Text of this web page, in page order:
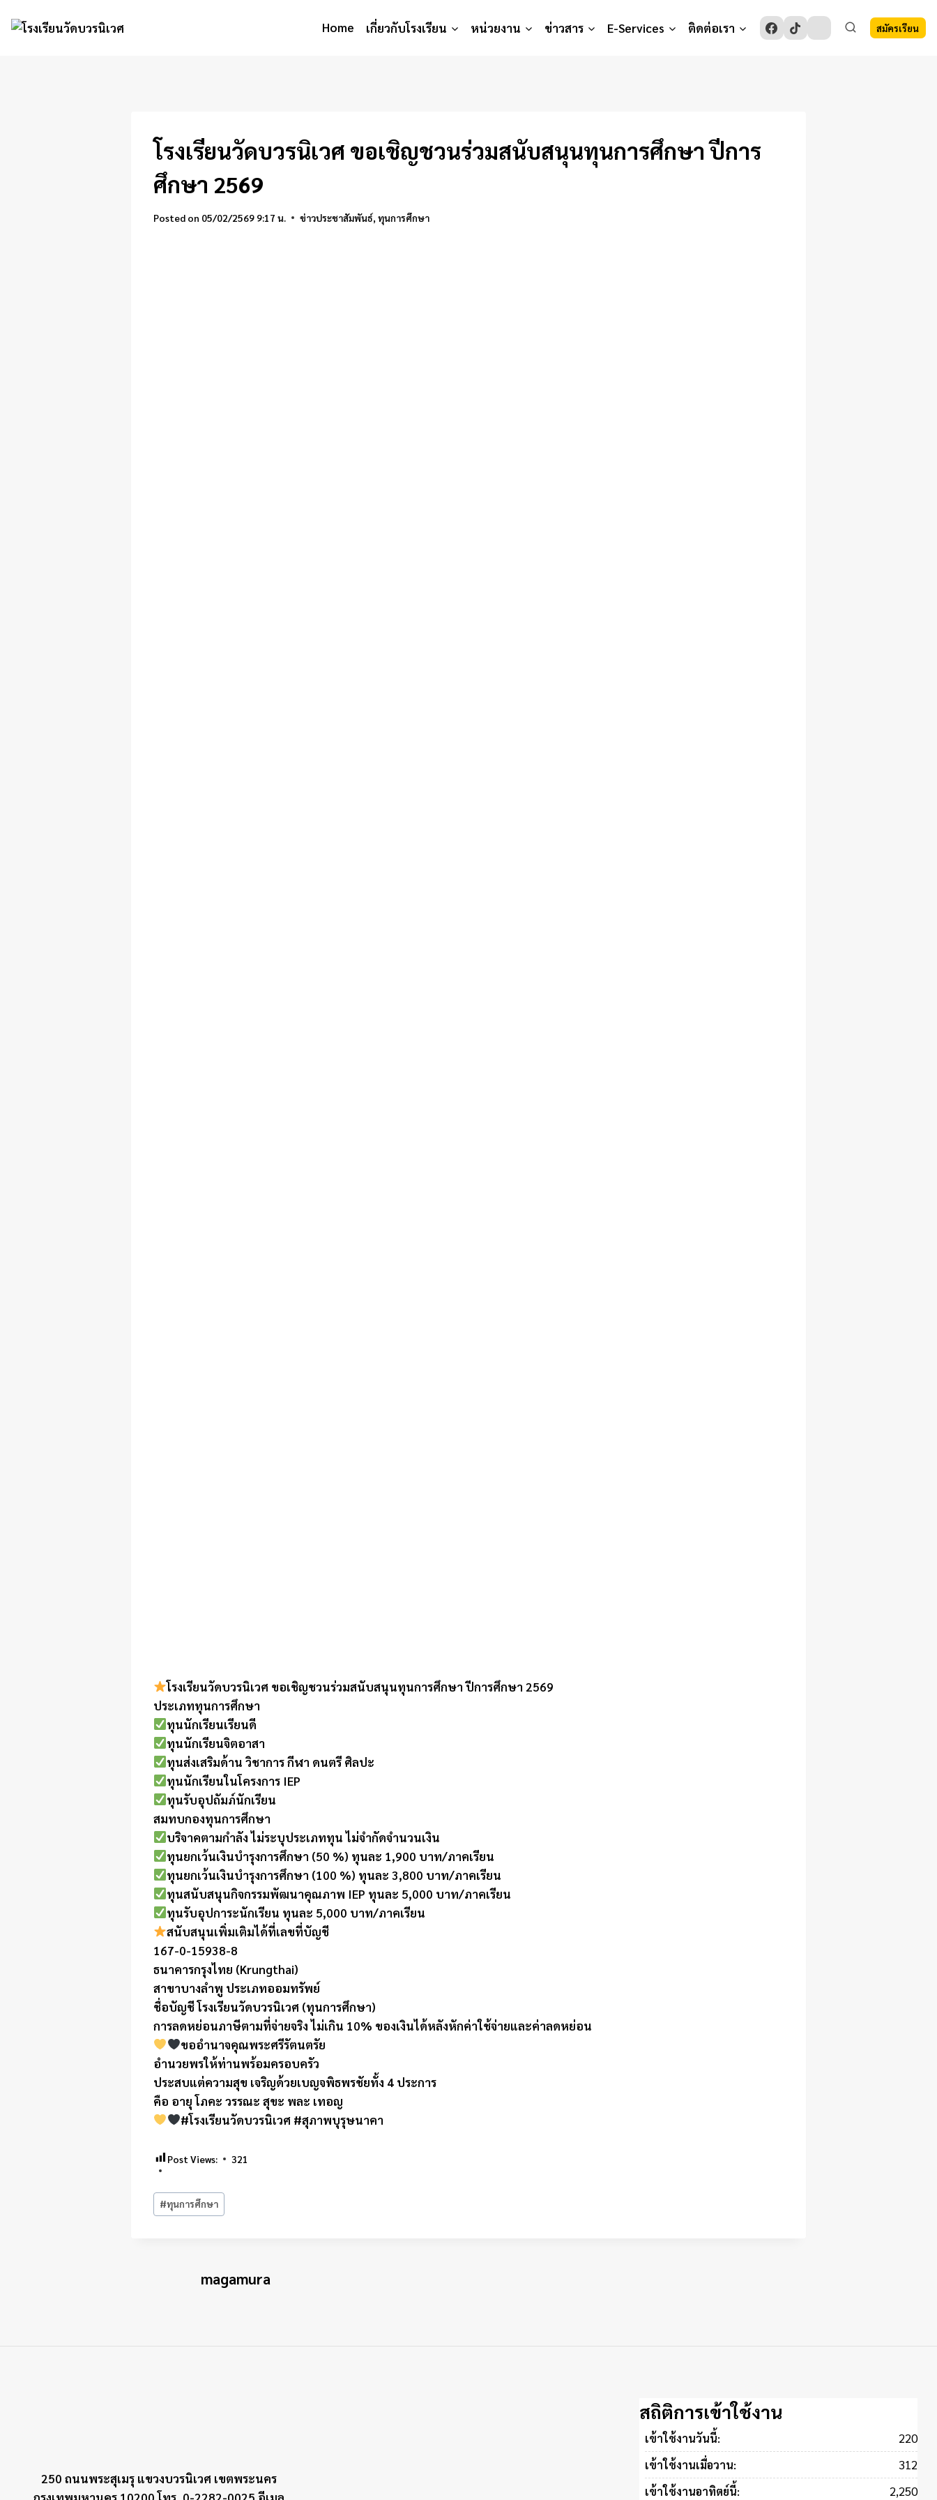
to
Home เกี่ยวกับโรงเรียน หน่วยงาน ข่าวสาร E-Services ติดต่อเรา สมัครเรียน
โรงเรียนวัดบวรนิเวศ ขอเชิญชวนร่วมสนับสนุนทุนการศึกษา ปีการ
ศึกษา 2569
Posted on 05/02/2569 9:17 น. ข่าวประชาสัมพันธ์ ,ทุนการศึกษา
โรงเรียนวัดบวรนิเวศ ขอเชิญชวนร่วมสนับสนุนทุนการศึกษา ปีการศึกษา 2569
ประเภททุนการศึกษา
ทุนนักเรียนเรียนดี
ทุนนักเรียนจิตอาสา
ทุนส่งเสริมด้าน วิชาการ กีฬา ดนตรี ศิลปะ
ทุนนักเรียนในโครงการ IEP
ทุนรับอุปถัมภ์นักเรียน
สมทบกองทุนการศึกษา
บริจาคตามกำลัง ไม่ระบุประเภททุน ไม่จำกัดจำนวนเงิน
ทุนยกเว้นเงินบำรุงการศึกษา (50 %) ทุนละ 1,900 บาท/ภาคเรียน
ทุนยกเว้นเงินบำรุงการศึกษา (100 %) ทุนละ 3,800 บาท/ภาคเรียน
ทุนสนับสนุนกิจกรรมพัฒนาคุณภาพ IEP ทุนละ 5,000 บาท/ภาคเรียน
ทุนรับอุปการะนักเรียน ทุนละ 5,000 บาท/ภาคเรียน
สนับสนุนเพิ่มเติมได้ที่เลขที่บัญชี
167-0-15938-8
ธนาคารกรุงไทย (Krungthai)
สาขาบางลำพู ประเภทออมทรัพย์
ชื่อบัญชี โรงเรียนวัดบวรนิเวศ (ทุนการศึกษา)
การลดหย่อนภาษีตามที่จ่ายจริง ไม่เกิน 10% ของเงินได้หลังหักค่าใช้จ่ายและค่าลดหย่อน
ขออำนาจคุณพระศรีรัตนตรัย
อำนวยพรให้ท่านพร้อมครอบครัว
ประสบแต่ความสุข เจริญด้วยเบญจพิธพรชัยทั้ง 4 ประการ
คือ อายุ โภคะ วรรณะ สุขะ พละ เทอญ
#โรงเรียนวัดบวรนิเวศ #สุภาพบุรุษนาคา
Post Views: 321
Post
Tags:
#ทุนการศึกษา
magamura
250 ถนนพระสุเมรุ แขวงบวรนิเวศ เขตพระนคร
สถิติการเข้าใช้งาน
เข้าใช้งานวันนี้: 220
เข้าใช้งานเมื่อวาน: 312
เข้าใช้งานอาทิตย์นี้: 2,250